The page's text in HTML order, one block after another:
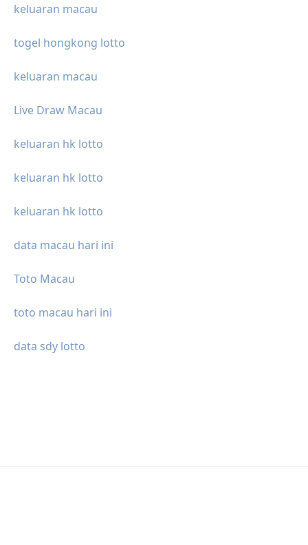
keluaran macau
togel hongkong lotto
keluaran macau
Live Draw Macau
keluaran hk lotto
keluaran hk lotto
keluaran hk lotto
data macau hari ini
Toto Macau
toto macau hari ini
data sdy lotto